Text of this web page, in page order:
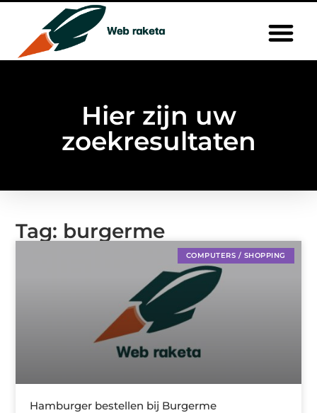
Hier zijn uw
zoekresultaten
Tag: burgerme
COMPUTERS / SHOPPING
Hamburger bestellen bij Burgerme